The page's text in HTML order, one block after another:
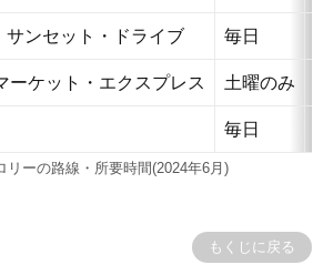
サンセット・ドライブ 毎日
ーケット・エクスプレス 土曜のみ
毎日
リーの路線・所要時間(2024年6月)
もくじに戻る